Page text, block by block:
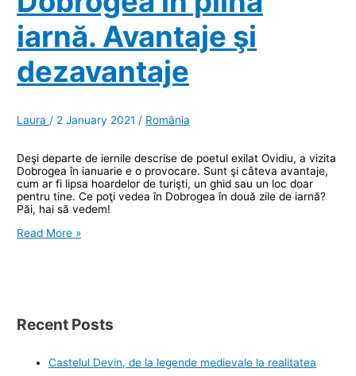
iarnă. Avantaje şi
dezavantaje
Laura/ 2 January 2021/ România
Deşi departe de iernile descrise de poetul exilat Ovidiu, a vizita
Dobrogea în ianuarie e o provocare. Sunt şi câteva avantaje,
cum ar fi lipsa hoardelor de turişti, un ghid sau un loc doar
pentru tine. Ce poţi vedea în Dobrogea în două zile de iarnă?
Păi, hai să vedem!
Dobrogea
Read More »
Recent Posts
Castelul Devin, de la legende medievale la realitatea